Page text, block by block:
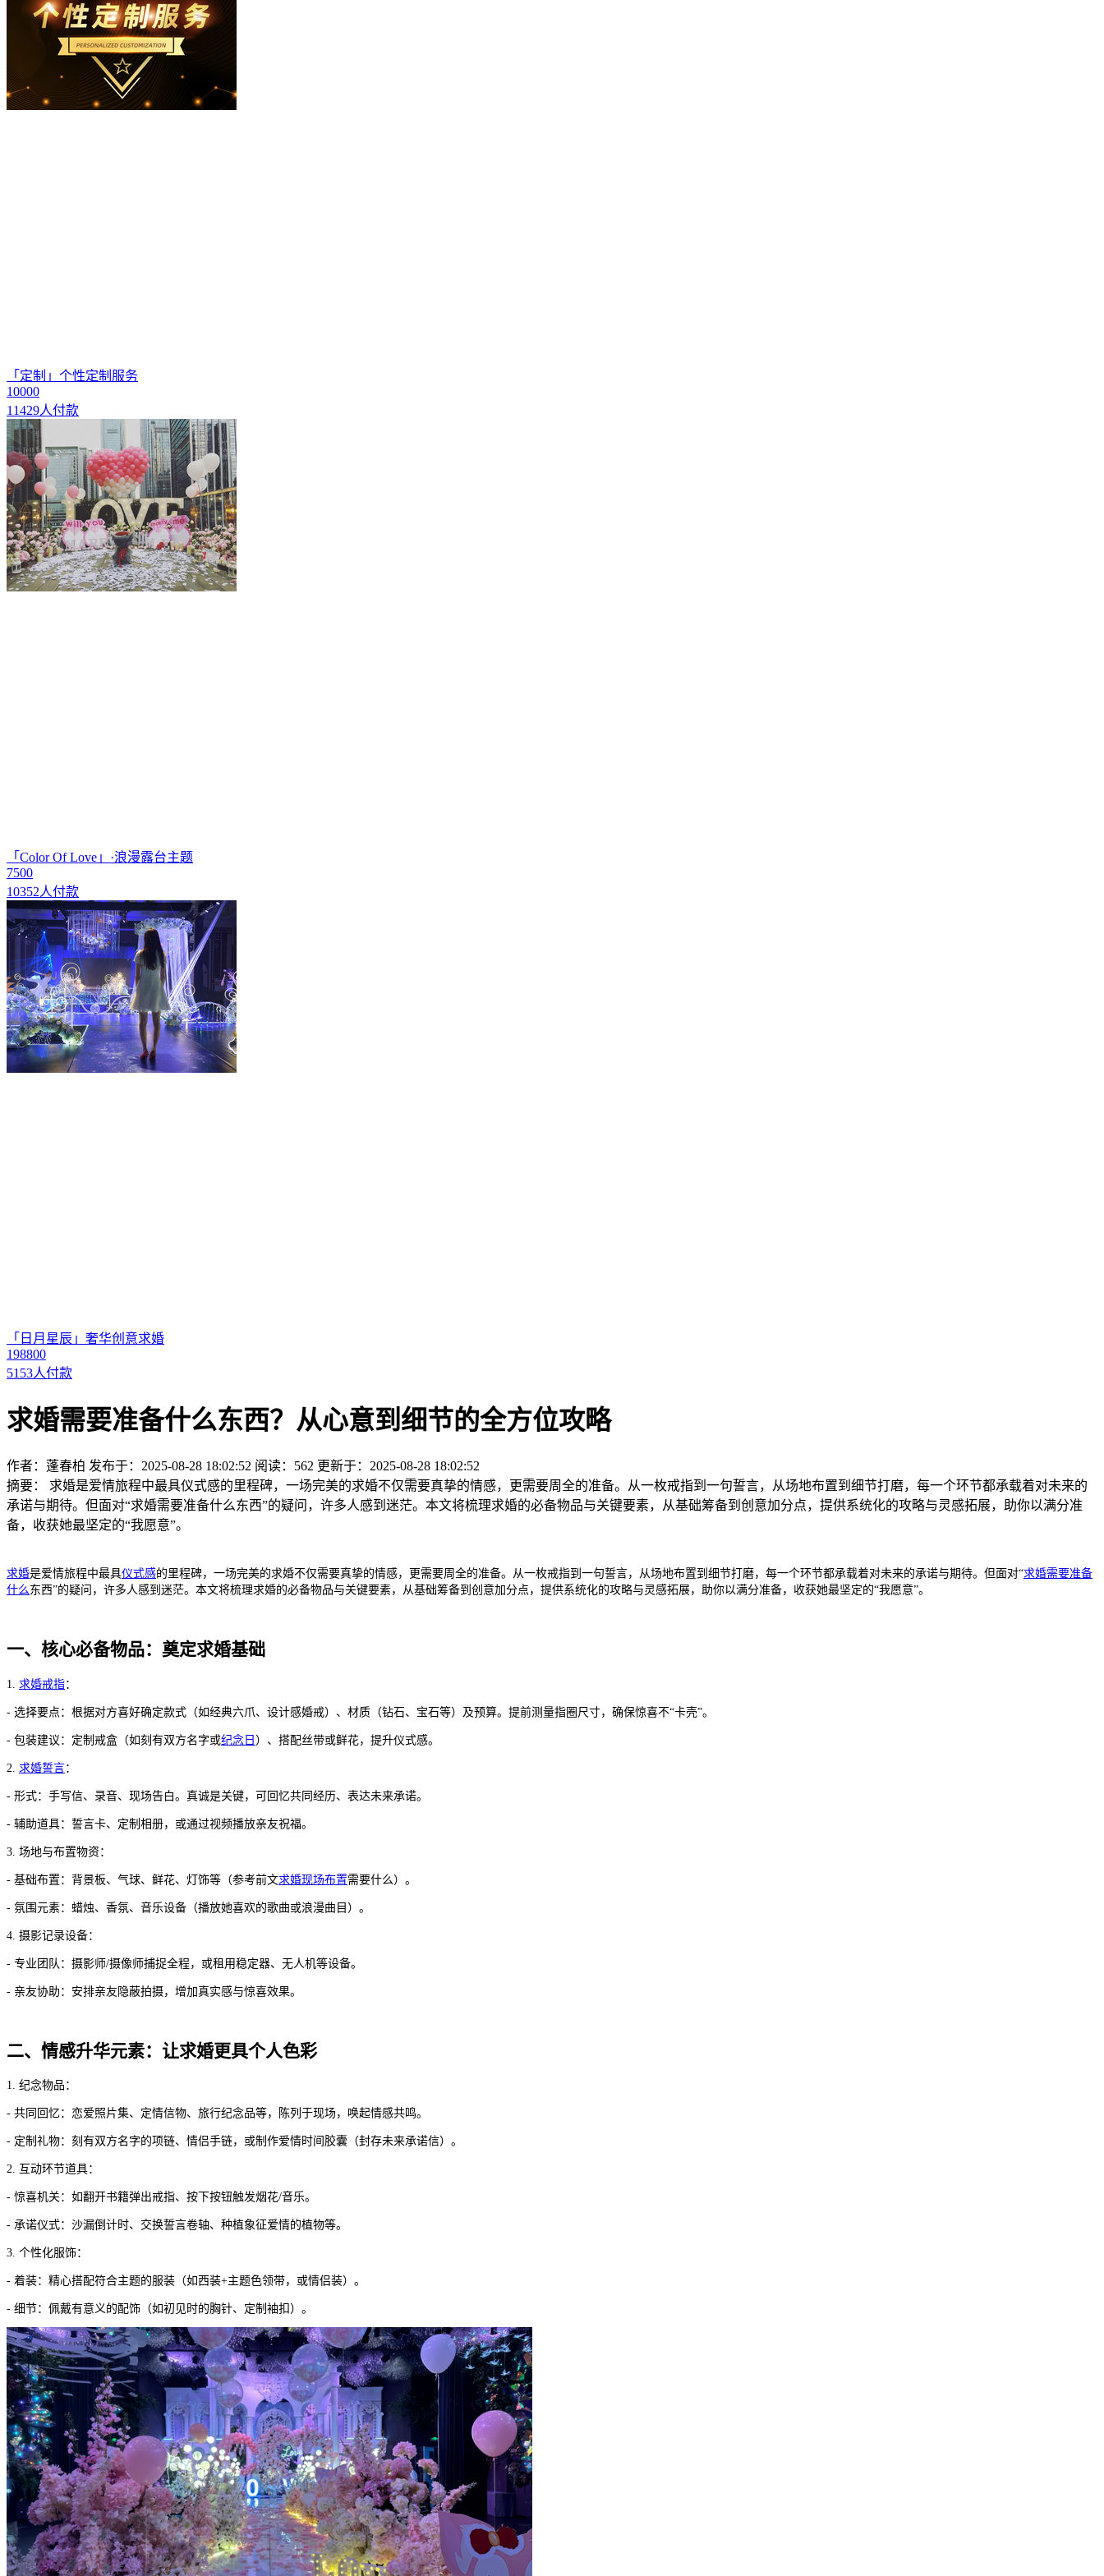
「定制」个性定制服务
10000
11429人付款
「Color Of Love」·浪漫露台主题
7500
10352人付款
「日月星辰」奢华创意求婚
198800
5153人付款
求婚需要准备什么东西？从心意到细节的全方位攻略
作者：蓬春柏 发布于：2025-08-28 18:02:52 阅读：562 更新于：2025-08-28 18:02:52
摘要：
求婚是爱情旅程中最具仪式感的里程碑，一场完美的求婚不仅需要真挚的情感，更需要周全的准备。从一枚戒指到一句誓言，从场地布置到细节打磨，每一个环节都承载着对未来的
承诺与期待。但面对“求婚需要准备什么东西”的疑问，许多人感到迷茫。本文将梳理求婚的必备物品与关键要素，从基础筹备到创意加分点，提供系统化的攻略与灵感拓展，助你以满分准
备，收获她最坚定的“我愿意”。
求婚是爱情旅程中最具仪式感的里程碑，一场完美的求婚不仅需要真挚的情感，更需要周全的准备。从一枚戒指到一句誓言，从场地布置到细节打磨，每一个环节都承载着对未来的承诺与期待。但面对“求婚需要准备
什么东西”的疑问，许多人感到迷茫。本文将梳理求婚的必备物品与关键要素，从基础筹备到创意加分点，提供系统化的攻略与灵感拓展，助你以满分准备，收获她最坚定的“我愿意”。
一、核心必备物品：奠定求婚基础
1. 求婚戒指：
- 选择要点：根据对方喜好确定款式（如经典六爪、设计感婚戒）、材质（钻石、宝石等）及预算。提前测量指圈尺寸，确保惊喜不“卡壳”。
- 包装建议：定制戒盒（如刻有双方名字或纪念日 ）、搭配丝带或鲜花，提升仪式感。
2. 求婚誓言：
- 形式：手写信、录音、现场告白。真诚是关键，可回忆共同经历、表达未来承诺。
- 辅助道具：誓言卡、定制相册，或通过视频播放亲友祝福。
3. 场地与布置物资：
- 基础布置：背景板、气球、鲜花、灯饰等（参考前文求婚现场布置需要什么）。
- 氛围元素：蜡烛、香氛、音乐设备（播放她喜欢的歌曲或浪漫曲目）。
4. 摄影记录设备：
- 专业团队：摄影师/摄像师捕捉全程，或租用稳定器、无人机等设备。
- 亲友协助：安排亲友隐蔽拍摄，增加真实感与惊喜效果。
二、情感升华元素：让求婚更具个人色彩
1. 纪念物品：
- 共同回忆：恋爱照片集、定情信物、旅行纪念品等，陈列于现场，唤起情感共鸣。
- 定制礼物：刻有双方名字的项链、情侣手链，或制作爱情时间胶囊（封存未来承诺信）。
2. 互动环节道具：
- 惊喜机关：如翻开书籍弹出戒指、按下按钮触发烟花/音乐。
- 承诺仪式：沙漏倒计时、交换誓言卷轴、种植象征爱情的植物等。
3. 个性化服饰：
- 着装：精心搭配符合主题的服装（如西装+主题色领带，或情侣装）。
- 细节：佩戴有意义的配饰（如初见时的胸针、定制袖扣）。